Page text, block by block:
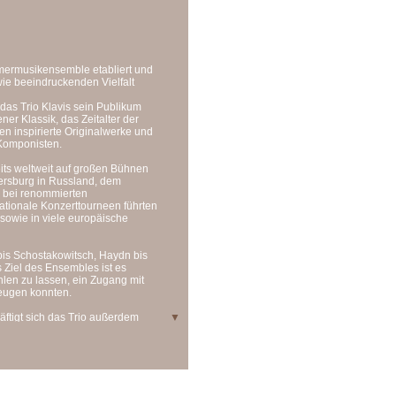
etabliert und
beeindruckenden Vielfalt
Trio Klavis sein Publikum
Klassik, das Zeitalter der
inspirierte Originalwerke und
weltweit auf großen Bühnen
in Russland, dem
renommierten
Konzerttourneen führten
in viele europäische
Schostakowitsch, Haydn bis
des Ensembles ist es
zu lassen, ein Zugang mit
konnten.
sich das Trio außerdem
▼